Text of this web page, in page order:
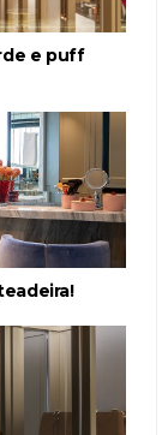
e puff